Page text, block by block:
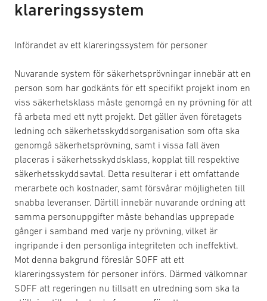
klareringssystem
Införandet av ett klareringssystem för personer
Nuvarande system för säkerhetsprövningar innebär att en
person som har godkänts för ett specifikt projekt inom en
viss säkerhetsklass måste genomgå en ny prövning för att
få arbeta med ett nytt projekt. Det gäller även företagets
ledning och säkerhetsskyddsorganisation som ofta ska
genomgå säkerhetsprövning, samt i vissa fall även
placeras i säkerhetsskyddsklass, kopplat till respektive
säkerhetsskyddsavtal. Detta resulterar i ett omfattande
merarbete och kostnader, samt försvårar möjligheten till
snabba leveranser. Därtill innebär nuvarande ordning att
samma personuppgifter måste behandlas upprepade
gånger i samband med varje ny prövning, vilket är
ingripande i den personliga integriteten och ineffektivt.
Mot denna bakgrund föreslår SOFF att ett
klareringssystem för personer införs. Därmed välkomnar
SOFF att regeringen nu tillsatt en utredning som ska ta